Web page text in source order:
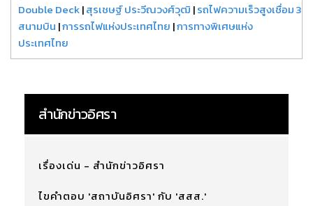
Double Deck|สุรเชษฐ์ ประวีณวงศ์วุฒิ |รถไฟความเร็วสูงเชื่อม 3
สนามบิน |การรถไฟแห่งประเทศไทย |การทางพิเศษแห่ง
ประเทศไทย
สำนักข่าวอิศรา
เรื่องเด่น - สำนักข่าวอิศรา
ไขคำตอบ 'สถาบันอิศรา' กับ 'สสส.'